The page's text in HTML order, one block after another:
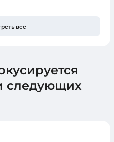
все
следующих